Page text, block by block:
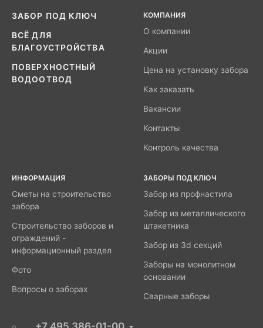
ЗАБОР ПОД КЛЮЧ
ВСЁ ДЛЯ
БЛАГОУСТРОЙСТВА
ПОВЕРХНОСТНЫЙ
ВОДООТВОД
КОМПАНИЯ
О компании
Акции
Цена на установку забора
Как заказать
Вакансии
Контакты
Контроль качества
ИНФОРМАЦИЯ
Сметы на строительство
забора
Строительство заборов и
ограждений -
информационный раздел
Фото
Вопросы о заборах
ЗАБОРЫ ПОД КЛЮЧ
Забор из профнастила
Забор из металлического
штакетника
Забор из 3d секций
Заборы на монолитном
основании
Сварные заборы